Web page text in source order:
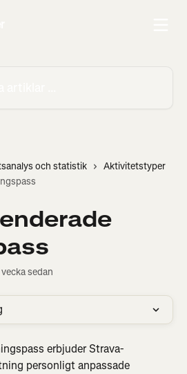
och statistik
Aktivitetstyper
sedan
erbjuder Strava-
personligt anpassade